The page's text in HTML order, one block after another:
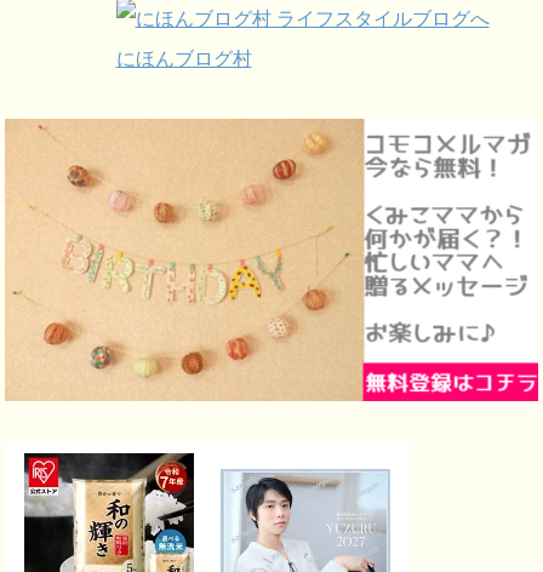
にほんブログ村